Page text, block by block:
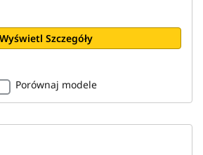
Wyświetl Szczegóły
Porównaj modele